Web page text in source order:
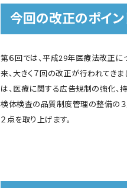
今回の改正のポイン
第６回では、平成29年医療法改正に
来、大きく７回の改正が行われてき
は、医療に関する広告規制の強化
検体検査の品質制度管理の整備の３
２点を取り上げます。